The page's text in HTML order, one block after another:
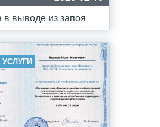
выводе из запоя